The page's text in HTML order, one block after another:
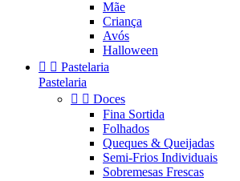
Mãe
Criança
Avós
Halloween
  Pastelaria
Pastelaria
  Doces
Fina Sortida
Folhados
Queques & Queijadas
Semi-Frios Individuais
Sobremesas Frescas